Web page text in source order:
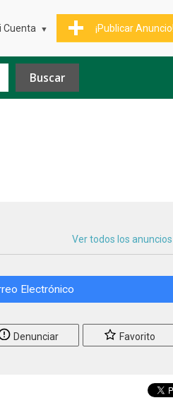
¡Publicar Anuncio!
Cuenta
Ver todos los anuncios
Electrónico
Denunciar Favorito